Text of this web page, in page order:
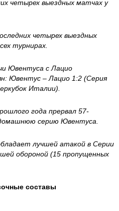
четырех выездных матчах у
четырех выездных
турнирах.
Ювентуса с Лацио
Ювентус – Лацио 1:2 (Серия
Италии).
года прервал 57-
серию Ювентуса.
лучшей атакой в Серии
обороной (15 пропущенных
составы